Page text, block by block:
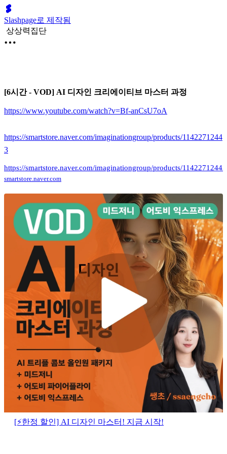
Slashpage로 제작됨
상상력집단
[6시간 - VOD] AI 디자인 크리에이티브 마스터 과정
https://www.youtube.com/watch?v=Bf-anCsU7oA
https://smartstore.naver.com/imaginationgroup/products/1142271244
3
https://smartstore.naver.com/imaginationgroup/products/11422712443
smartstore.naver.com
[⚡한정 할인] AI 디자인 마스터! 지금 시작!